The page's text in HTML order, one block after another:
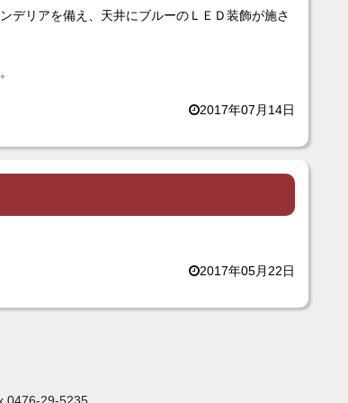
デリアを備え、天井にブルーのＬＥＤ装飾が施さ
2017年07月14日
2017年05月22日